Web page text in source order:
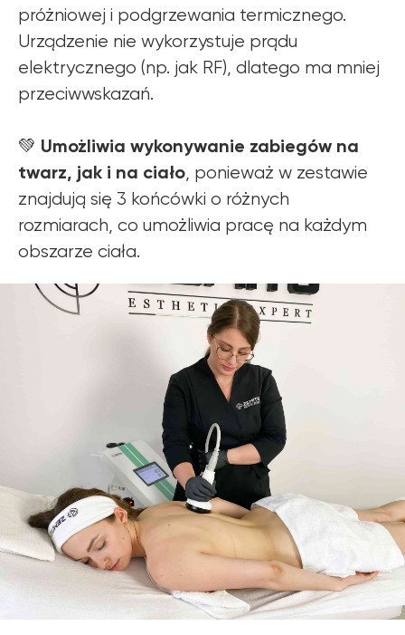
próżniowej i podgrzewania termicznego.
Urządzenie nie wykorzystuje prądu
elektrycznego (np. jak RF), dlatego ma mniej
przeciwwskazań.
💚 Umożliwia wykonywanie zabiegów na
twarz, jak i na ciało, ponieważ w zestawie
znajdują się 3 końcówki o różnych
rozmiarach, co umożliwia pracę na każdym
obszarze ciała.